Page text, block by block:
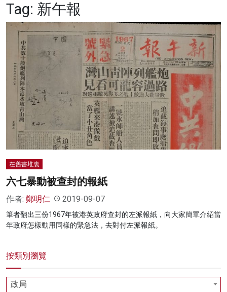
健康
商業
科技
影片
名家榜
灼見活動
關於我們
Tag: 新午報
在舊書堆裏
六七暴動被查封的報紙
作者: 鄭明仁 2019-09-07
筆者翻出三份1967年被港英政府查封的左派報紙，向大家簡單介紹當
年政府怎樣動用同樣的緊急法，去對付左派報紙。
按類別瀏覽
政局